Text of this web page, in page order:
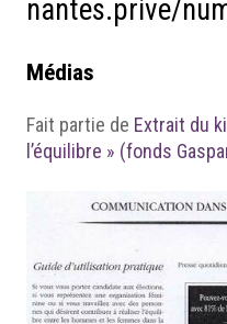
nantes.prive/
Médias
Fait partie de Extrait du
l’équilibre » (fonds